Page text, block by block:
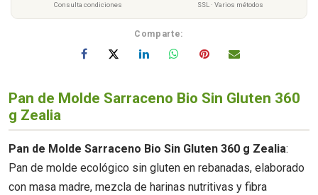
Consulta condiciones SSL · Varios métodos
Comparte:
Pan de Molde Sarraceno Bio Sin Gluten 360
g Zealia
Pan de Molde Sarraceno Bio Sin Gluten 360 g Zealia:
Pan de molde ecológico sin gluten en rebanadas, elaborado
con masa madre, mezcla de harinas nutritivas y fibra